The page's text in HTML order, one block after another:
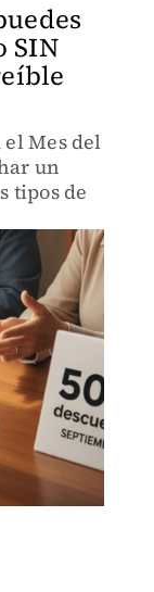
SIN
Mes del
un
tipos de